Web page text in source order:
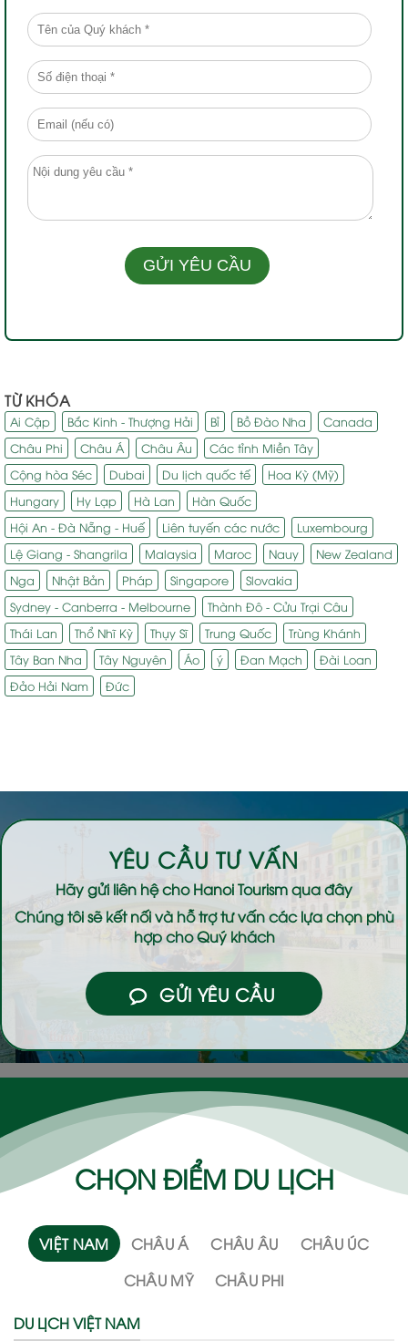
TỪ KHÓA
Ai Cập Bắc Kinh - Thượng Hải Bỉ Bồ Đào Nha
Canada
Châu Phi
Châu Á Châu Âu
Các tỉnh Miền Tây
Cộng hòa Séc
Dubai Du lịch quốc tế
Hoa Kỳ (Mỹ)
Hungary
Hy Lạp Hà Lan
Hàn Quốc
Hội An - Đà Nẵng - Huế
Liên tuyến các nước
Luxembourg
Lệ Giang - Shangrila
Malaysia Maroc Nauy
New Zealand
Nga
Nhật Bản Pháp Singapore
Slovakia
Sydney - Canberra - Melbourne
Thành Đô - Cửu Trại Câu
Thái Lan
Thổ Nhĩ Kỳ Thụy Sĩ Trung Quốc
Trùng Khánh
Tây Ban Nha
Tây Nguyên Áo ý Đan Mạch
Đài Loan
Đảo Hải Nam
Đức
YÊU CẦU TƯ VẤN
Hãy gửi liên hệ choHanoi Tourismqua đây
Chúng tôi sẽ kết nối và hỗ trợ tư vấn các lựa chọn phù
hợp cho Quý khách
GỬI YÊU CẦU
CHỌN ĐIỂM DU LỊCH
VIỆT NAM CHÂU Á CHÂU ÂU
CHÂU ÚC
CHÂU MỸ
CHÂU PHI
DU LỊCH VIỆT NAM